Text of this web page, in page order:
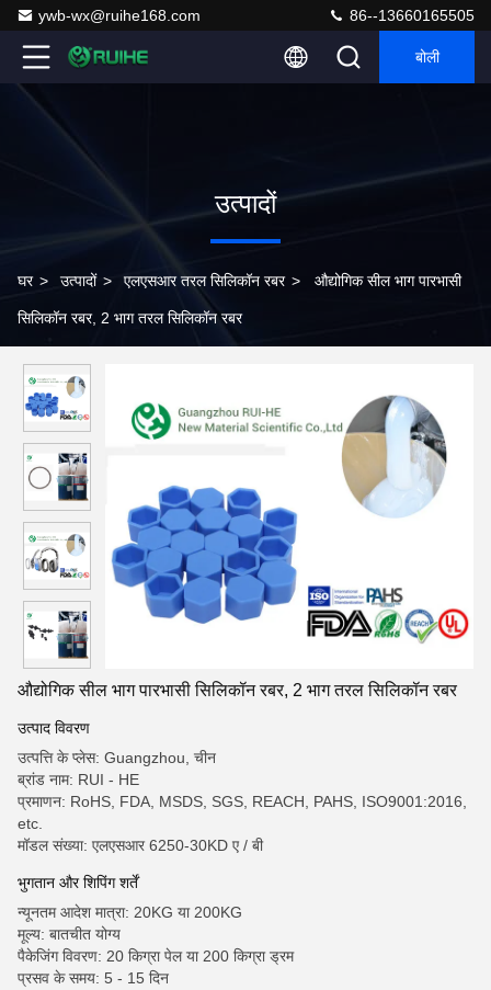
ywb-wx@ruihe168.com 86--13660165505
बोली
उत्पादों
घर > उत्पादों > एलएसआर तरल सिलिकॉन रबर > औद्योगिक सील भाग पारभासी
सिलिकॉन रबर, 2 भाग तरल सिलिकॉन रबर
औद्योगिक सील भाग पारभासी सिलिकॉन रबर, 2 भाग तरल सिलिकॉन रबर
उत्पाद विवरण
उत्पत्ति के प्लेस: Guangzhou, चीन
ब्रांड नाम: RUI - HE
प्रमाणन: RoHS, FDA, MSDS, SGS, REACH, PAHS, ISO9001:2016,
etc.
मॉडल संख्या: एलएसआर 6250-30KD ए / बी
भुगतान और शिपिंग शर्तें
न्यूनतम आदेश मात्रा: 20KG या 200KG
मूल्य: बातचीत योग्य
पैकेजिंग विवरण: 20 किग्रा पेल या 200 किग्रा ड्रम
प्रसव के समय: 5 - 15 दिन